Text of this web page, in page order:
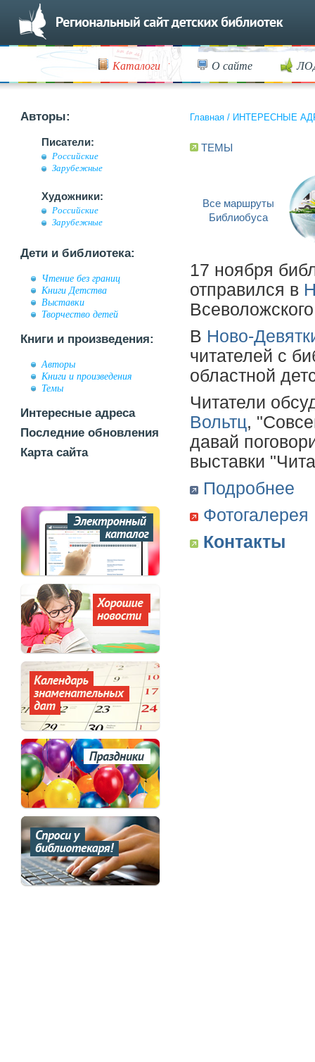
Каталоги О сайте
Авторы:
Писатели:
Российские
Зарубежные
Художники:
Российские
Зарубежные
Дети и библиотека:
Чтение без границ
Книги Детства
Выставки
Творчество детей
Книги и произведения:
Авторы
Книги и произведения
Темы
Интересные адреса
Последние обновления
Карта сайта
Главная / ИНТЕРЕСНЫЕ
ТЕМЫ
Все маршруты
Библиобуса
17 ноября
отправился в
В Ново-
читателей с
областной
Читатели
Вольтц,
давай
выставки
Подробнее
Фотогалерея
Контакты